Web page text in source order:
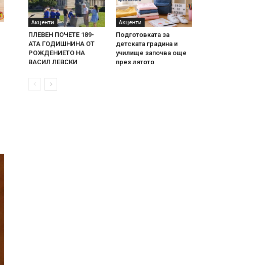
Акценти
ПЛЕВЕН ПОЧЕТЕ 189-
АТА ГОДИШНИНА ОТ
РОЖДЕНИЕТО НА
ВАСИЛ ЛЕВСКИ
Акценти
Подготовката за
детската градина и
училище започва още
през лятото